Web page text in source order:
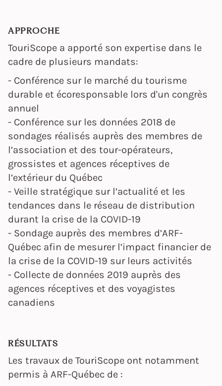
APPROCHE
TouriScope a apporté son expertise dans le
cadre de plusieurs mandats:
- Conférence sur le marché du tourisme
durable et écoresponsable lors d'un congrès
annuel
- Conférence sur les données 2018 de
sondages réalisés auprès des membres de
l’association et des tour-opérateurs,
grossistes et agences réceptives de
l’extérieur du Québec
- Veille stratégique sur l’actualité et les
tendances dans le réseau de distribution
durant la crise de la COVID-19
- Sondage auprès des membres d’ARF-
Québec afin de mesurer l’impact financier de
la crise de la COVID-19 sur leurs activités
- Collecte de données 2019 auprès des
agences réceptives et des voyagistes
canadiens
RÉSULTATS
Les travaux de TouriScope ont notamment
permis à ARF-Québec de :